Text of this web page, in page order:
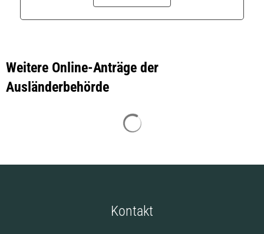
Weitere Online-Anträge der
Ausländerbehörde
Kontakt